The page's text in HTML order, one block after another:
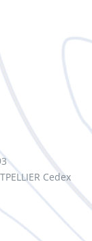
Cedex